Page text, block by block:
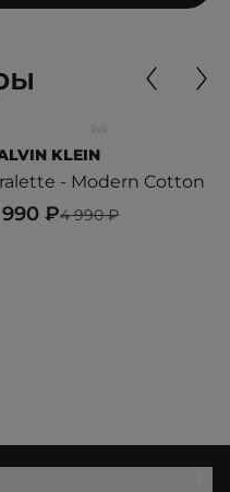
KLEIN
- Modern Cotton
4 990 ₽
₽